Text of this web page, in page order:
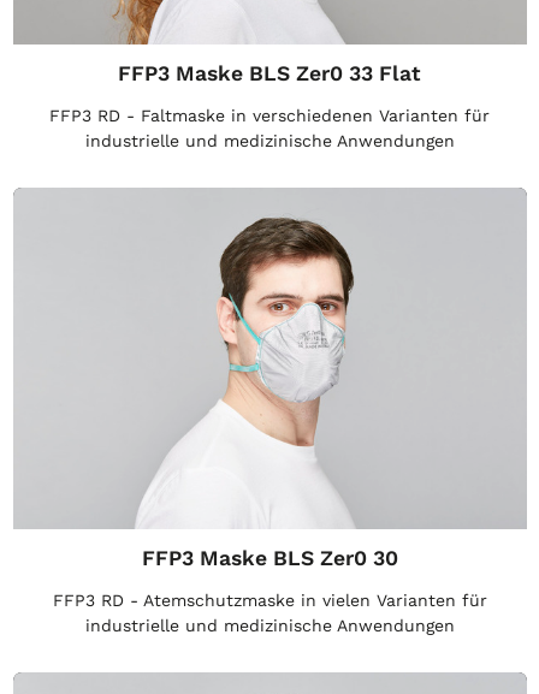
FFP3 Maske BLS Zer0 33 Flat
FFP3 RD - Faltmaske in verschiedenen Varianten für
industrielle und medizinische Anwendungen
FFP3 Maske BLS Zer0 30
FFP3 RD - Atemschutzmaske in vielen Varianten für
industrielle und medizinische Anwendungen